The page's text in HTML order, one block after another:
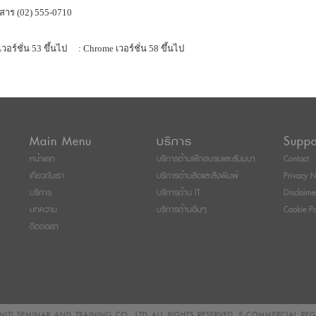
ร (02) 555-0710
วอร์ชั่น 53 ขึ้นไป : Chrome เวอร์ชั่น 58 ขึ้นไป
Main Menu
หน้าแรก
เกี่ยวกับเรา
บริการ
บทความ
ติดต่อเรา
บริการ
บริการด้านฝึกอบรมและสัมมนา
บริการด้านสื่อและสิ่งพิมพ์
บริการด้าน IT
บริการด้านอื่นๆ
Contact
Privacy
Cookie